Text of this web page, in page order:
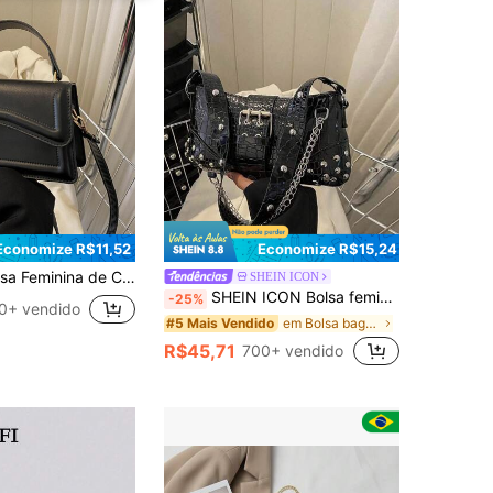
R$11,52
Sólida na Moda com Aba e Alça de Ombro Ajustável
vendido
Economize R$15,24
SHEIN ICON
-25% SHEIN ICON Bolsa feminina de 2024 nova coleção para uso debaixo do braço, Estilo europeu e americano, Bolsa de ombro e transversal vintage com detalhes de pregas em formato de Lua crescente e tachas, Bolsa sólida para mulheres
#5 Mais Vendido em Bolsa baguete Bolsas com alça superior feminina
R$45,71 700+ vendido